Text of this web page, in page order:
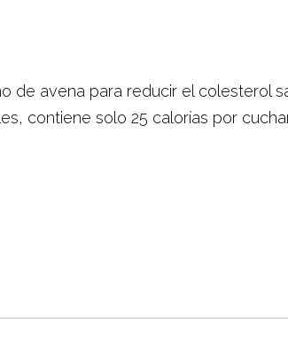
de avena para reducir el colesterol
contiene solo 25 calorías por